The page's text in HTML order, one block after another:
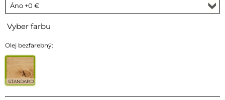
Vyber farbu
Olej bezfarebný:
STANDARD